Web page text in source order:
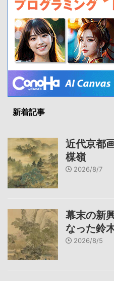
新着記事
近代京都
楳嶺
2026/8/7
幕末の新
なった鈴
2026/8/5